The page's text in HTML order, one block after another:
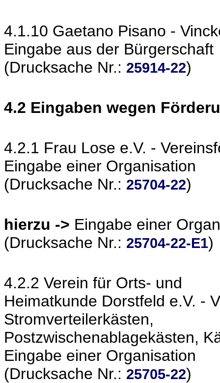
4.1.10 Gaetano Pisano -
Eingabe aus der Bürgerschaft
(Drucksache Nr.: 25914-22)
4.2 Eingaben wegen
4.2.1 Frau Lose e.V. -
Eingabe einer Organisation
(Drucksache Nr.: 25704-22)
hierzu -> Eingabe einer
(Drucksache Nr.: 25704-22-E1)
4.2.2 Verein für Orts- und
Heimatkunde Dorstfeld e.V. -
Stromverteilerkästen,
Postzwischenablagekästen,
Eingabe einer Organisation
(Drucksache Nr.: 25705-22)